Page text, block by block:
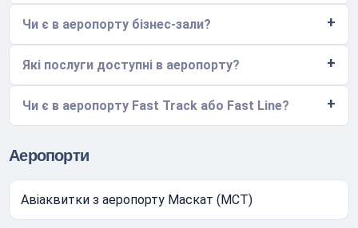
Чи є в аеропорту бізнес-зали?
Які послуги доступні в аеропорту?
Чи є в аеропорту Fast Track або Fast Line?
Аеропорти
Авіаквитки з аеропорту Маскат (MCT)